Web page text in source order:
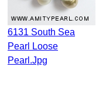
6131 South Sea
Pearl Loose
Pearl.jpg